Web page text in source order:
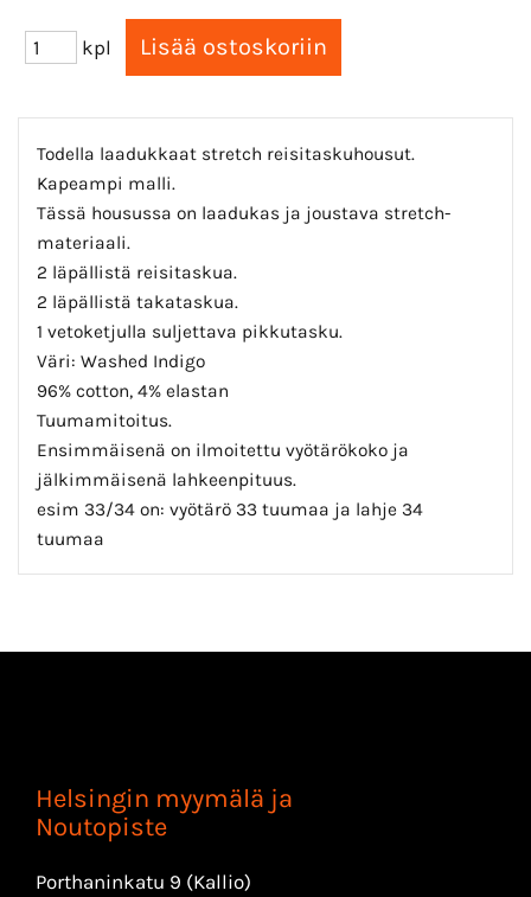
kpl
Todella laadukkaat stretch reisitaskuhousut.
Kapeampi malli.
Tässä housussa on laadukas ja joustava stretch-
materiaali.
2 läpällistä reisitaskua.
2 läpällistä takataskua.
1 vetoketjulla suljettava pikkutasku.
Väri: Washed Indigo
96% cotton, 4% elastan
Tuumamitoitus.
Ensimmäisenä on ilmoitettu vyötärökoko ja
jälkimmäisenä lahkeenpituus.
esim 33/34 on: vyötärö 33 tuumaa ja lahje 34
tuumaa
Helsingin myymälä ja
Noutopiste
Porthaninkatu 9 (Kallio)